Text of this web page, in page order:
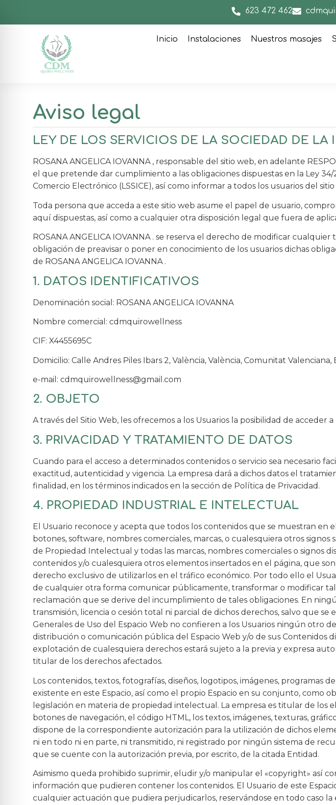
623 472 462
Inicio Instalaciones Nuestros masajes
Aviso legal
LEY DE LOS SERVICIOS DE LA SOCIEDAD DE LA
ROSANA ANGELICA IOVANNA , responsable del sitio web, en adelante
el que pretende dar cumplimiento a las obligaciones dispuestas en la Ley 34/
Comercio Electrónico (LSSICE), así como informar a todos los usuarios del
Toda persona que acceda a este sitio web asume el papel de usuario,
aquí dispuestas, así como a cualquier otra disposición legal que fuera de
ROSANA ANGELICA IOVANNA . se reserva el derecho de modificar
obligación de preavisar o poner en conocimiento de los usuarios dichas
de ROSANA ANGELICA IOVANNA .
1. DATOS IDENTIFICATIVOS
Denominación social: ROSANA ANGELICA IOVANNA
Nombre comercial: cdmquirowellness
CIF: X4455695C
Domicilio: Calle Andres Piles Ibars 2, València, València, Comunitat Valenciana,
e-mail: cdmquirowellness@gmail.com
2. OBJETO
A través del Sitio Web, les ofrecemos a los Usuarios la posibilidad de acceder
3. PRIVACIDAD Y TRATAMIENTO DE DATOS
Cuando para el acceso a determinados contenidos o servicio sea necesario
exactitud, autenticidad y vigencia. La empresa dará a dichos datos el
finalidad, en los términos indicados en la sección de Política de Privacidad.
4. PROPIEDAD INDUSTRIAL E INTELECTUAL
El Usuario reconoce y acepta que todos los contenidos que se muestran en
botones, software, nombres comerciales, marcas, o cualesquiera otros
de Propiedad Intelectual y todas las marcas, nombres comerciales o signos
contenidos y/o cualesquiera otros elementos insertados en el página, que
derecho exclusivo de utilizarlos en el tráfico económico. Por todo ello el
de cualquier otra forma comunicar públicamente, transformar o modificar
reclamación que se derive del incumplimiento de tales obligaciones. En
transmisión, licencia o cesión total ni parcial de dichos derechos, salvo que
Generales de Uso del Espacio Web no confieren a los Usuarios ningún otro
distribución o comunicación pública del Espacio Web y/o de sus Contenidos
explotación de cualesquiera derechos estará sujeto a la previa y expresa
titular de los derechos afectados.
Los contenidos, textos, fotografías, diseños, logotipos, imágenes,
existente en este Espacio, así como el propio Espacio en su conjunto,
legislación en materia de propiedad intelectual. La empresa es titular de
botones de navegación, el código HTML, los textos, imágenes, texturas,
dispone de la correspondiente autorización para la utilización de dichos
ni en todo ni en parte, ni transmitido, ni registrado por ningún sistema de
que se cuente con la autorización previa, por escrito, de la citada Entidad.
Asimismo queda prohibido suprimir, eludir y/o manipular el «copyright» así
información que pudieren contener los contenidos. El Usuario de este
cualquier actuación que pudiera perjudicarlos, reservándose en todo caso